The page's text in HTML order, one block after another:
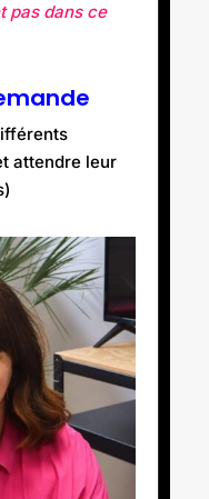
pas dans ce
attendre leur